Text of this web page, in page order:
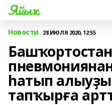
Яйыҡ
Новости 28 ИЮЛЯ 2020, 12:55
Башҡортостан
һатып
тапҡырға